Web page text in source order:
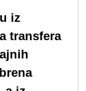
iz
transfera